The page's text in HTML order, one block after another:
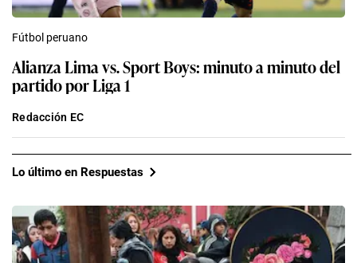
Fútbol peruano
Alianza Lima vs. Sport Boys: minuto a minuto del
partido por Liga 1
Redacción EC
Lo último en Respuestas